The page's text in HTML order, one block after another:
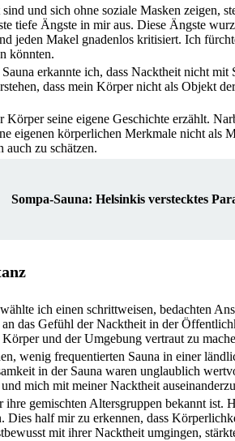
und sich ohne soziale Masken zeigen,
tiefe Ängste in mir aus. Diese Ängste
jeden Makel gnadenlos kritisiert. Ich
könnten.
erkannte ich, dass Nacktheit nicht
dass mein Körper nicht als Objekt
Körper seine eigene Geschichte erzählt.
eigenen körperlichen Merkmale nicht als
auch zu schätzen.
Sompa-Sauna: Helsinkis verstecktes
ich einen schrittweisen, bedachten
das Gefühl der Nacktheit in der
und der Umgebung vertraut zu
wenig frequentierten Sauna in einer
in der Sauna waren unglaublich
mich mit meiner Nacktheit
gemischten Altersgruppen bekannt ist.
Dies half mir zu erkennen, dass
mit ihrer Nacktheit umgingen,